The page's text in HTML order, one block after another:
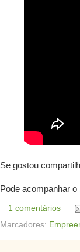
Se gostou
Pode acompanhar o
1 comentários
Marcadores: